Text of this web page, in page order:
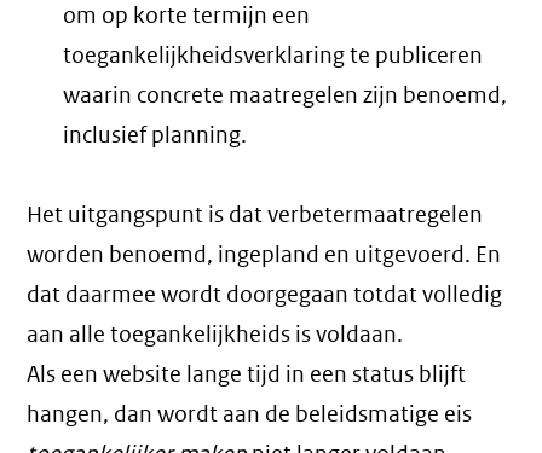
om op korte termijn een
toegankelijkheidsverklaring te publiceren
waarin concrete maatregelen zijn benoemd,
inclusief planning.
Het uitgangspunt is dat verbetermaatregelen
worden benoemd, ingepland en uitgevoerd. En
dat daarmee wordt doorgegaan totdat volledig
aan alle toegankelijkheids is voldaan.
Als een website lange tijd in een status blijft
hangen, dan wordt aan de beleidsmatige eis